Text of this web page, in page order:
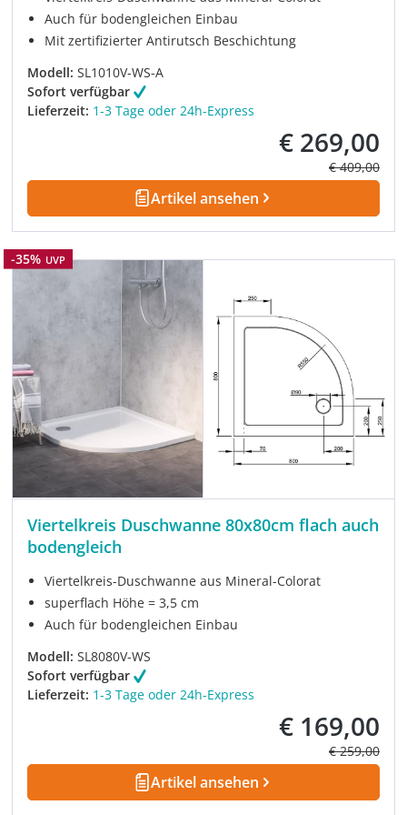
Auch für bodengleichen Einbau
Mit zertifizierter Antirutsch Beschichtung
Modell: SL1010V-WS-A
Sofort verfügbar
Lieferzeit: 1-3 Tage oder 24h-Express
Verkaufspreis:
€ 269,00
Regulärer
€ 409,00
Artikel ansehen
Rabatt
-35% UVP
Viertelkreis Duschwanne 80x80cm flach auch
bodengleich
Viertelkreis-Duschwanne aus Mineral-Colorat
superflach Höhe = 3,5 cm
Auch für bodengleichen Einbau
Modell: SL8080V-WS
Sofort verfügbar
Lieferzeit: 1-3 Tage oder 24h-Express
Verkaufspreis:
€ 169,00
Regulärer
€ 259,00
Artikel ansehen